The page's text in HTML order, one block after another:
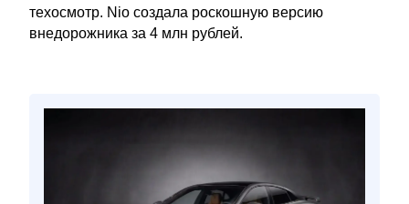
техосмотр. Nio создала роскошную версию
внедорожника за 4 млн рублей.